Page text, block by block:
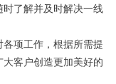
了解并及时解决一线
项工作，根据所需提
客户创造更加美好的